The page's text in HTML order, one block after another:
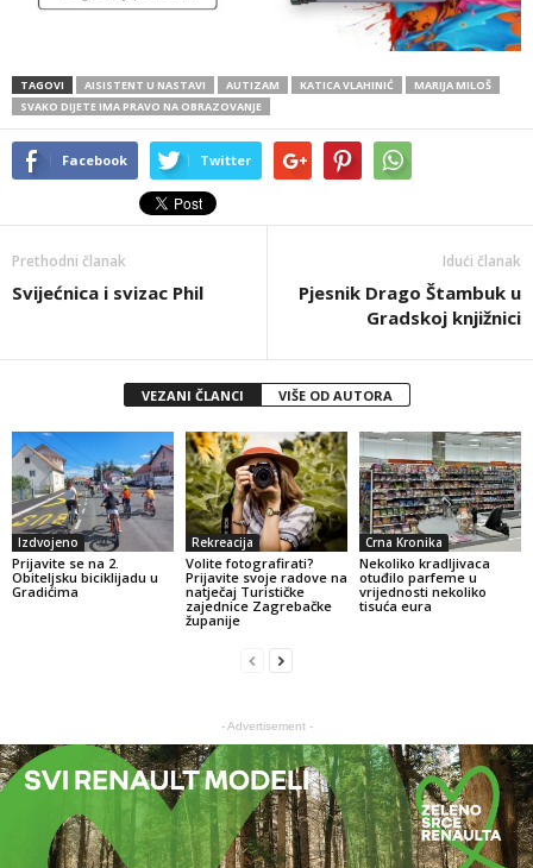
TAGOVI AISISTENT U NASTAVI AUTIZAM KATICA VLAHINIĆ
MARIJA MILOŠ
SVAKO DIJETE IMA PRAVO NA OBRAZOVANJE
Facebook Twitter
Prethodni članak
Svijećnica i svizac Phil
Idući članak
Pjesnik Drago Štambuk u
Gradskoj knjižnici
VEZANI ČLANCI VIŠE OD AUTORA
Izdvojeno
Prijavite se na 2.
Obiteljsku biciklijadu u
Gradićima
Rekreacija
Volite fotografirati?
Prijavite svoje radove na
natječaj Turističke
zajednice Zagrebačke
županije
Crna Kronika
Nekoliko kradljivaca
otuđilo parfeme u
vrijednosti nekoliko
tisuća eura
- Advertisement -